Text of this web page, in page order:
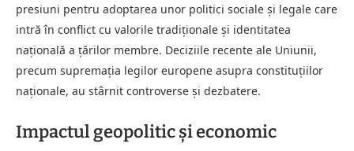
presiuni pentru adoptarea unor politici sociale și legale care
intră în conflict cu valorile tradiționale și identitatea
națională a țărilor membre. Deciziile recente ale Uniunii,
precum supremația legilor europene asupra constituțiilor
naționale, au stârnit controverse și dezbatere.
Impactul geopolitic și economic